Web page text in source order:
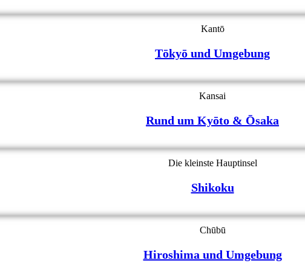
Kantō
Tōkyō und Umgebung
Kansai
Rund um Kyōto & Ōsaka
Die kleinste Hauptinsel
Shikoku
Chūbū
Hiroshima und Umgebung